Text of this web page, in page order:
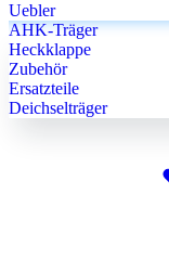
Uebler
AHK-Träger
Heckklappe
Zubehör
Ersatzteile
Deichselträger